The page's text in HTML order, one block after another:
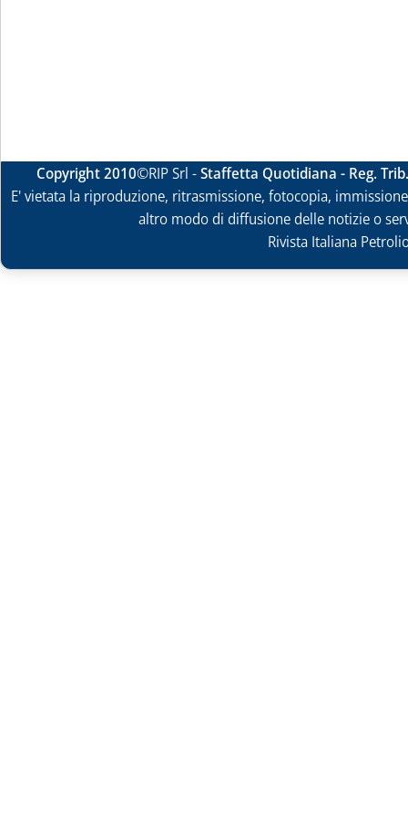
Copyright 2010©RIP Srl -Staffetta Quotidiana - Reg.
E' vietata la riproduzione, ritrasmissione, fotocopia,
altro modo di diffusione delle notizie o
Rivista Italiana